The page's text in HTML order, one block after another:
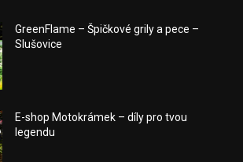
GreenFlame – Špičkové grily a pece –
Slušovice
E-shop Motokrámek – díly pro tvou
legendu